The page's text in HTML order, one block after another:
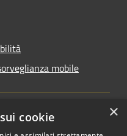
mobile
×
cookie